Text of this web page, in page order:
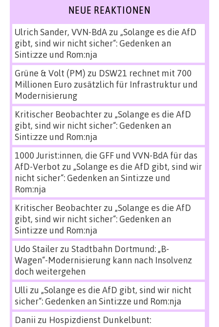
NEUE REAKTIONEN
Ulrich Sander, VVN-BdAzu „Solange es die AfD
gibt, sind wir nicht sicher“: Gedenken an
Sinti:zze und Rom:nja
Grüne & Volt (PM) zu DSW21 rechnet mit 700
Millionen Euro zusätzlich für Infrastruktur und
Modernisierung
Kritischer Beobachterzu „Solange es die AfD
gibt, sind wir nicht sicher“: Gedenken an
Sinti:zze und Rom:nja
1000 Jurist:innen, die GFF und VVN-BdA für das
AfD-Verbot zu „Solange es die AfD gibt, sind wir
nicht sicher“: Gedenken an Sinti:zze und
Rom:nja
Kritischer Beobachterzu „Solange es die AfD
gibt, sind wir nicht sicher“: Gedenken an
Sinti:zze und Rom:nja
Udo Stailerzu Stadtbahn Dortmund: „B-
Wagen“-Modernisierung kann nach Insolvenz
doch weitergehen
Ulli zu „Solange es die AfD gibt, sind wir nicht
sicher“: Gedenken an Sinti:zze und Rom:nja
Danii zu Hospizdienst Dunkelbunt: